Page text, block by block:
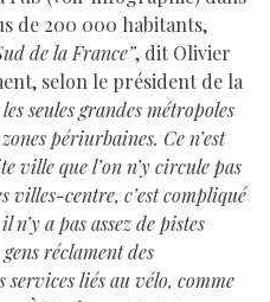
de 200 000 habitants,
de la France”, dit Olivier
selon le président de la
seules grandes métropoles
périurbaines. Ce n’est
ville que l’on n’y circule pas
villes-centre, c’est compliqué
a pas assez de pistes
réclament des
liés au vélo, comme